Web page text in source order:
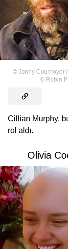
© Jonny Cournoyer
© Robin
Cillian Murphy,
rol aldı.
Olivia